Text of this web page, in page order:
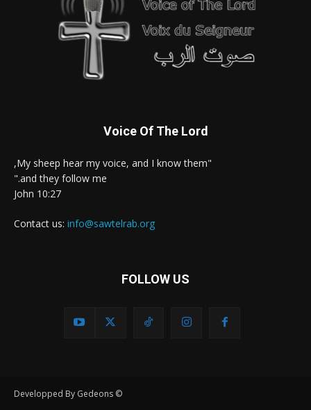
Voice Of The Lord
"My sheep hear my voice, and I know them,
and they follow me."
John 10:27
Contact us: info@sawtelrab.org
FOLLOW US
© Developped By Gedeons